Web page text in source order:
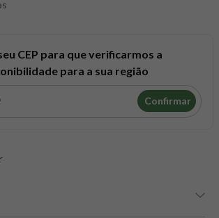
CEP para que verificarmos a
para a sua região
Confirmar
mundo verde